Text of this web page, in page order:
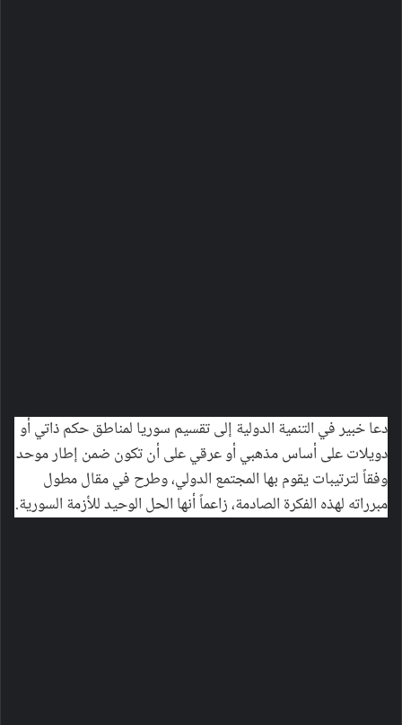
دعا خبير في التنمية الدولية إلى تقسيم سوريا لمناطق حكم ذاتي أو
دويلات على أساس مذهبي أو عرقي على أن تكون ضمن إطار موحد
وفقاً لترتيبات يقوم بها المجتمع الدولي، وطرح في مقال مطول
مبرراته لهذه الفكرة الصادمة، زاعماً أنها الحل الوحيد للأزمة السورية.